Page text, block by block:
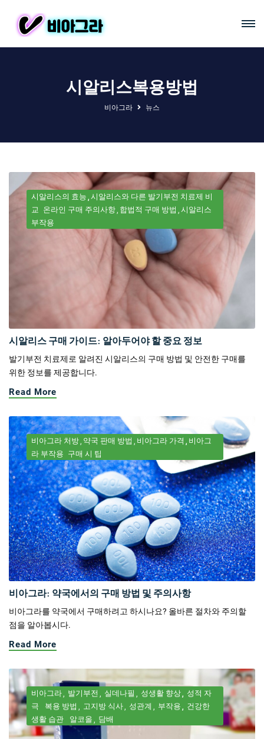
시알리스복용방법
비아그라 뉴스
시알리스의 효능 시알리스와 다른 발기부전 치료제 비
교 온라인 구매 주의사항 합법적 구매 방법 시알리스
부작용
시알리스 구매 가이드: 알아두어야 할 중요 정보
발기부전 치료제로 알려진 시알리스의 구매 방법 및 안전한 구매를
위한 정보를 제공합니다.
Read More
비아그라 처방 약국 판매 방법 비아그라 가격
비아그
라 부작용 구매 시 팁
비아그라: 약국에서의 구매 방법 및 주의사항
비아그라를 약국에서 구매하려고 하시나요? 올바른 절차와 주의할
점을 알아봅시다.
Read More
비아그라 발기부전 실데나필 성생활 향상
성적 자
극
복용 방법 고지방 식사 성관계 부작용
건강한
생활 습관
알코올 담배